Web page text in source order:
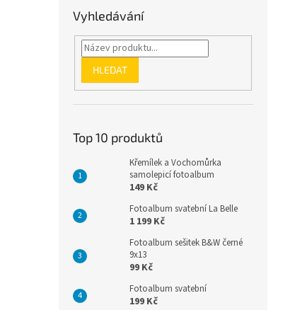
Vyhledávání
HLEDAT
Top 10 produktů
Křemílek a Vochomůrka
samolepicí fotoalbum
149 Kč
Fotoalbum svatební La Belle
1 199 Kč
Fotoalbum sešitek B&W černé
9x13
99 Kč
Fotoalbum svatební
199 Kč